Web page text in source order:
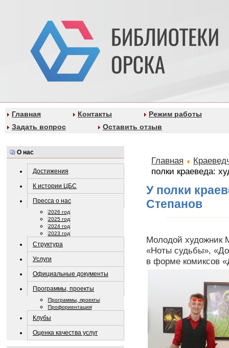
Главная Контакты
Режим работы
Задать вопрос
Оставить отзыв
О нас
Достижения
К истории ЦБС
Пресса о нас
2026 год
2025 год
2024 год
2023 год
Структура
Услуги
Официальные документы
Программы, проекты
Программы, проекты
Профориентация
Клубы
Оценка качества услуг
Главная
полки краеведа:
У полки
Степанов
Молодой художник
«Ноты судьбы»,
в форме комиксов